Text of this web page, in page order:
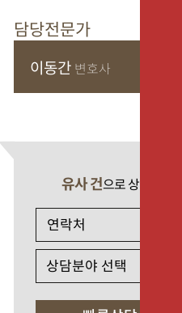
담당전문가
이동간 변호사
유사 건으로 상담 필요 시